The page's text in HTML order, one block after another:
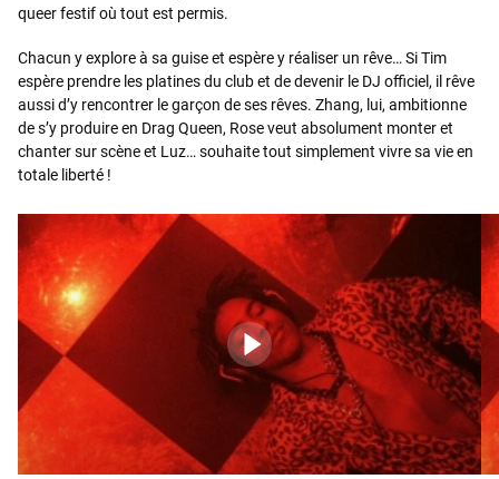
queer festif où tout est permis.
Chacun y explore à sa guise et espère y réaliser un rêve… Si Tim
espère prendre les platines du club et de devenir le DJ officiel, il rêve
aussi d’y rencontrer le garçon de ses rêves. Zhang, lui, ambitionne
de s’y produire en Drag Queen, Rose veut absolument monter et
chanter sur scène et Luz… souhaite tout simplement vivre sa vie en
totale liberté !